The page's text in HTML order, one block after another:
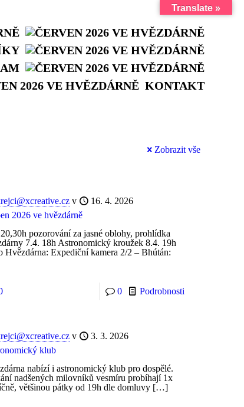
KONTAKT
Zobrazit vše
v
16. 4. 2026
2026 ve hvězdárně
pozorování za jasné oblohy, prohlídka
7.4. 18h Astronomický kroužek 8.4. 19h
Hvězdárna: Expediční kamera 2/2 – Bhútán:
0 Podrobnosti
v
3. 3. 2026
klub
nabízí i astronomický klub pro dospělé.
nadšených milovníků vesmíru probíhají 1x
většinou pátky od 19h dle domluvy […]
Translate »